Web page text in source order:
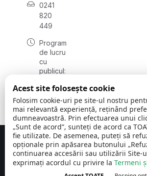
0241
820
449
Program
de lucru
cu
publicul:
vineri
08:00 –
16:00
Comuna
Concept realizat deBig Media Relații
Acest site folosește cookie
Folosim cookie-uri pe site-ul nostru
mai relevantă experiență, reținând
dumneavoastră. Prin efectuarea unui
„Sunt de acord”, sunteți de acord ca
fie utilizate. De asemenea, puteți să
opționale prin apăsarea butonului
continuarea accesării sau utilizării Site-
exprimați acordul cu privire la Termeni